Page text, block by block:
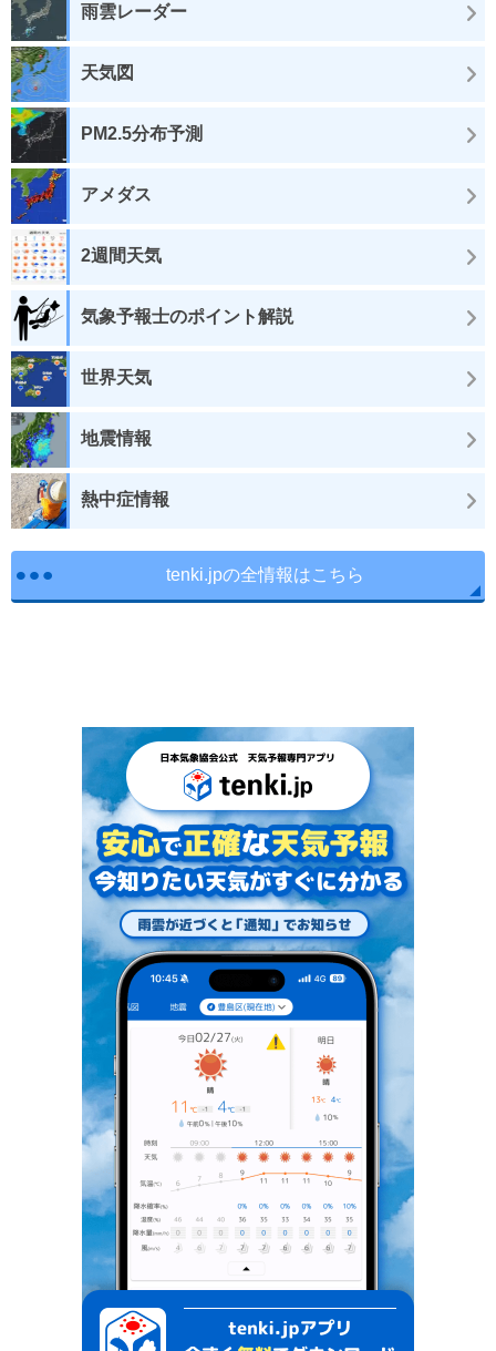
雨雲レーダー
天気図
PM2.5分布予測
アメダス
2週間天気
気象予報士のポイント解説
世界天気
地震情報
熱中症情報
tenki.jpの全情報はこちら